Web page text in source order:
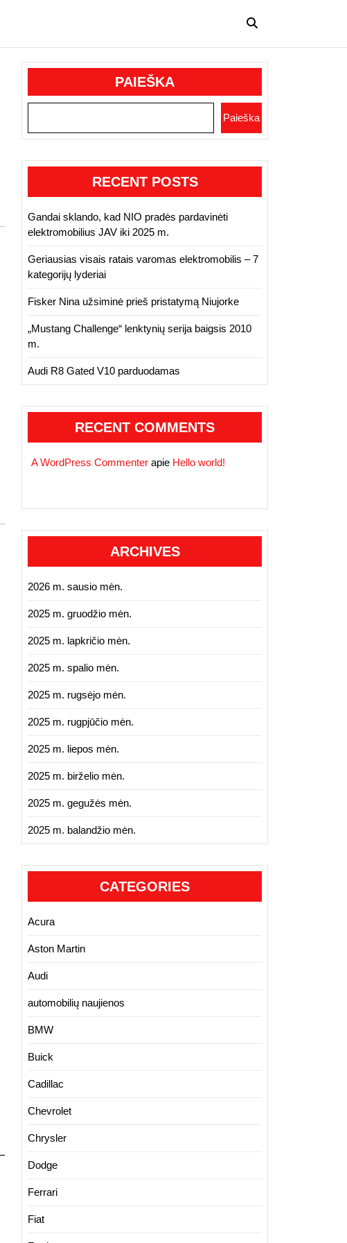
PAIEŠKA
Paieška
RECENT POSTS
Gandai sklando, kad NIO pradės pardavinėti
elektromobilius JAV iki 2025 m.
Geriausias visais ratais varomas elektromobilis – 7
kategorijų lyderiai
Fisker Nina užsiminė prieš pristatymą Niujorke
„Mustang Challenge“ lenktynių serija baigsis 2010
m.
Audi R8 Gated V10 parduodamas
RECENT COMMENTS
A WordPress Commenter apie Hello world!
ARCHIVES
2026 m. sausio mėn.
2025 m. gruodžio mėn.
2025 m. lapkričio mėn.
2025 m. spalio mėn.
2025 m. rugsėjo mėn.
2025 m. rugpjūčio mėn.
2025 m. liepos mėn.
2025 m. birželio mėn.
2025 m. gegužės mėn.
2025 m. balandžio mėn.
CATEGORIES
Acura
Aston Martin
Audi
automobilių naujienos
BMW
Buick
Cadillac
Chevrolet
Chrysler
Dodge
Ferrari
Fiat